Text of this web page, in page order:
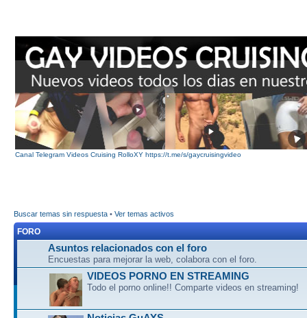
Canal Telegram Videos Cruising RolloXY https://t.me/s/gaycruisingvideo
Buscar temas sin respuesta • Ver temas activos
FORO
Asuntos relacionados con el foro
Encuestas para mejorar la web, colabora con el foro.
VIDEOS PORNO EN STREAMING
Todo el porno online!! Comparte videos en streaming!